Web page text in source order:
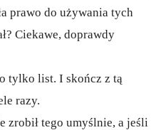
prawo do używania tych
Ciekawe, doprawdy
tylko list. I skończ z tą
razy.
zrobił tego umyślnie, a jeśli